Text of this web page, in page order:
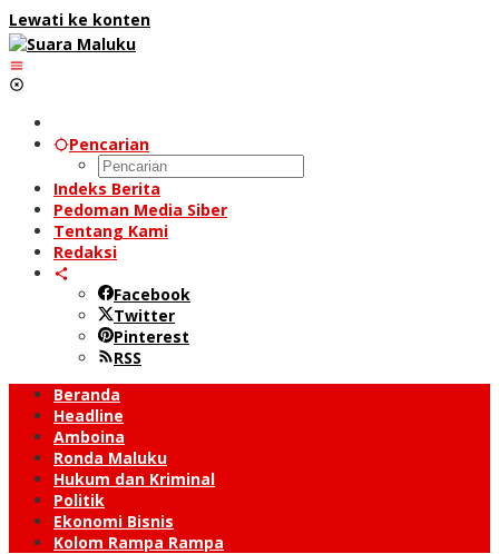
Lewati ke konten
Pencarian
Indeks Berita
Pedoman Media Siber
Tentang Kami
Redaksi
Facebook
Twitter
Pinterest
RSS
Beranda
Headline
Amboina
Ronda Maluku
Hukum dan Kriminal
Politik
Ekonomi Bisnis
Kolom Rampa Rampa